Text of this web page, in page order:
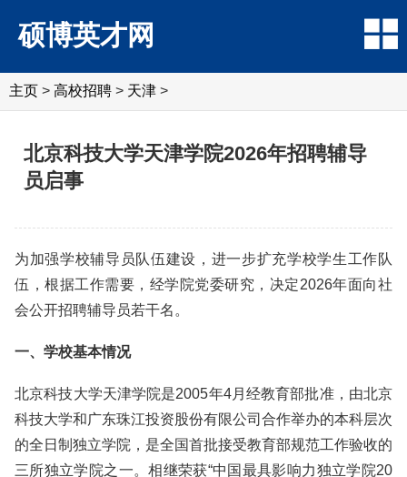
硕博英才网
主页 > 高校招聘 > 天津 >
北京科技大学天津学院2026年招聘辅导
员启事
为加强学校辅导员队伍建设，进一步扩充学校学生工作队
伍，根据工作需要，经学院党委研究，决定2026年面向社
会公开招聘辅导员若干名。
一、学校基本情况
北京科技大学天津学院是2005年4月经教育部批准，由北京
科技大学和广东珠江投资股份有限公司合作举办的本科层次
的全日制独立学院，是全国首批接受教育部规范工作验收的
三所独立学院之一。相继荣获“中国最具影响力独立学院20